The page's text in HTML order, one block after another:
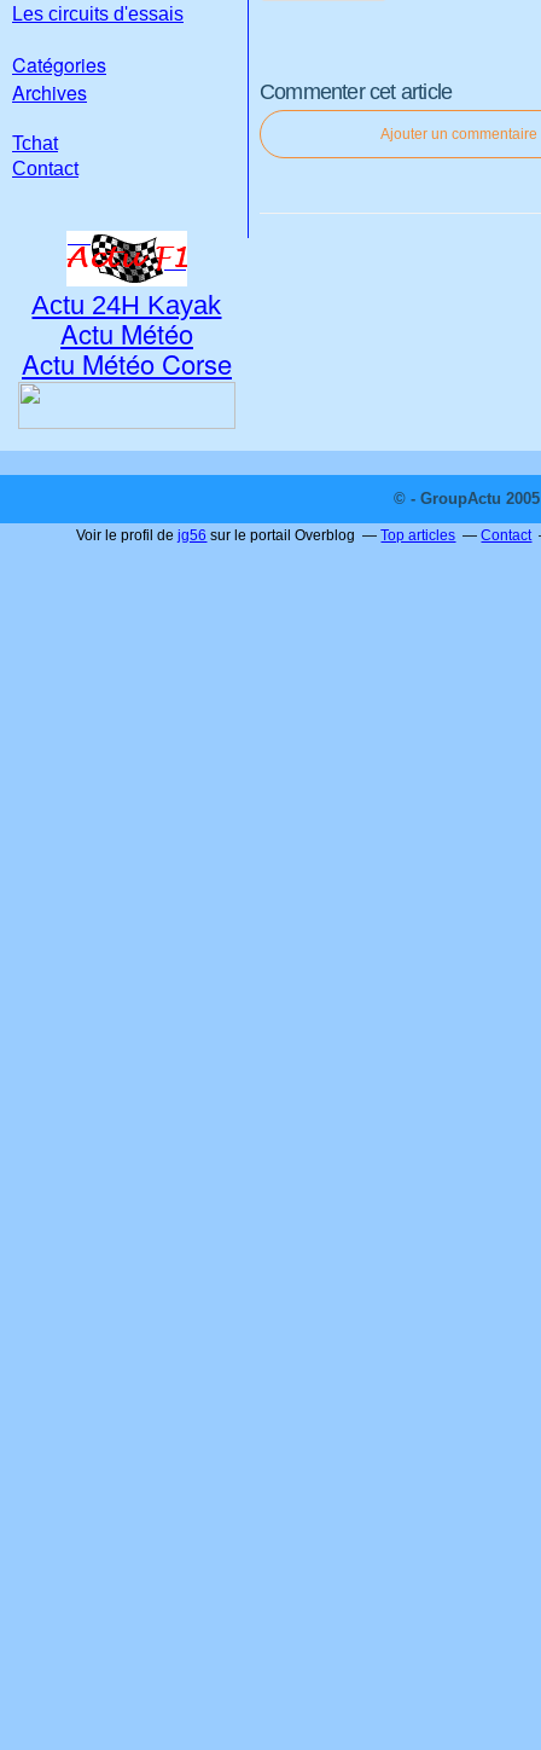
Commenter cet article
Ajouter un commentaire
Les circuits d'essais
Catégories
Archives
Tchat
Contact
Actu 24H Kayak
Actu Météo
Actu Météo Corse
© - GroupActu
Voir le profil dejg56 sur le portail Overblog Top articles Contact